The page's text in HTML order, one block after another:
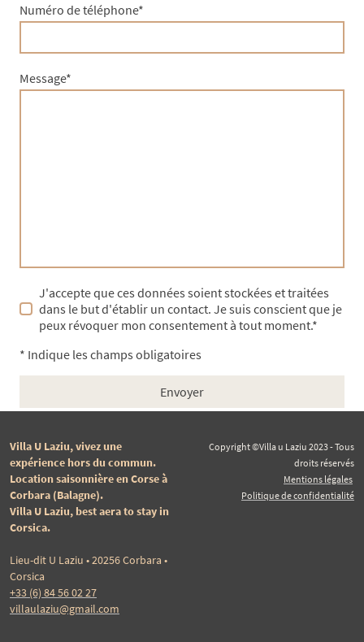
Numéro de téléphone*
Message*
J'accepte que ces données soient stockées et traitées
dans le but d'établir un contact. Je suis conscient que je
peux révoquer mon consentement à tout moment.*
* Indique les champs obligatoires
Envoyer
Villa U Laziu, vivez une
expérience hors du commun.
Location saisonnière en Corse à
Corbara (Balagne).
Villa U Laziu, best aera to stay in
Corsica.
Lieu-dit U Laziu • 20256 Corbara •
Corsica
+33 (6) 84 56 02 27
villaulaziu@gmail.com
Copyright ©Villa u Laziu 2023 - Tous
droits réservés
Mentions légales
Politique de confidentialité